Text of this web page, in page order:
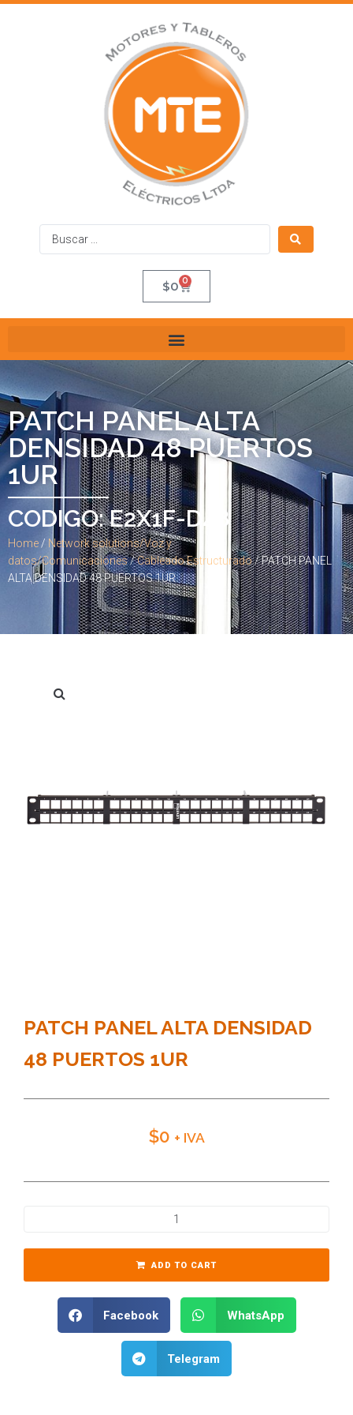
$0 0
PATCH PANEL ALTA
DENSIDAD 48 PUERTOS
1UR
CODIGO: E2X1F-D48
Home / Network solutions/Voz y
datos/Comunicaciones/Cableado Estructurado/ PATCH PANEL
ALTA DENSIDAD 48 PUERTOS 1UR
PATCH PANEL ALTA DENSIDAD
48 PUERTOS 1UR
$0 + IVA
ADD TO CART
Facebook WhatsApp
Telegram